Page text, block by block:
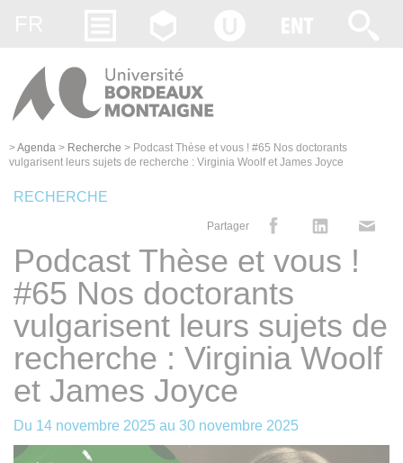
>Agenda > Recherche > Podcast Thèse et vous ! #65 Nos doctorants
vulgarisent leurs sujets de recherche : Virginia Woolf et James Joyce
RECHERCHE
Partager
Podcast Thèse et vous !
#65 Nos doctorants
vulgarisent leurs sujets de
recherche : Virginia Woolf
et James Joyce
Du 14 novembre 2025 au 30 novembre 2025